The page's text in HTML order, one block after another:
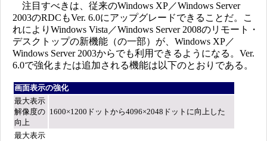
注目すべきは、従来のWindows XP／Windows Server
2003のRDCもVer. 6.0にアップグレードできることだ。こ
れによりWindows Vista／Windows Server 2008のリモート・
デスクトップの新機能（の一部）が、Windows XP／
Windows Server 2003からでも利用できるようになる。Ver.
6.0で強化または追加される機能は以下のとおりである。
画面表示の強化
最大表示
解像度の
向上
1600×1200ドットから4096×2048ドットに向上した
最大表示